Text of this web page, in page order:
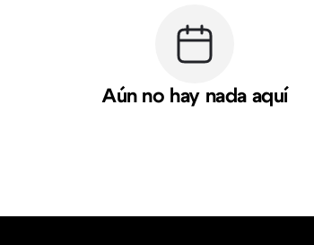
Aún no hay nada aquí